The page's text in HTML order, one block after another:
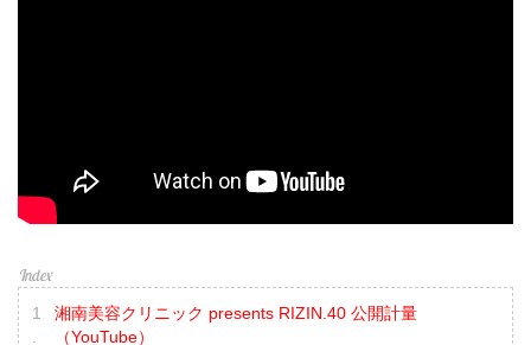
湘南美容クリニック presents RIZIN.40 公開計量
（YouTube）